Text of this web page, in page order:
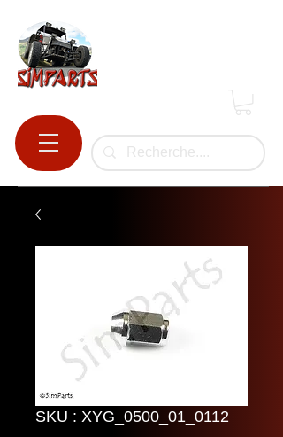
SKU : XYG_0500_01_0112